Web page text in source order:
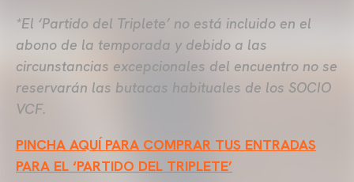
*El ‘Partido del Triplete’ no está incluido en el
abono de la temporada y debido a las
circunstancias excepcionales del encuentro no se
reservarán las butacas habituales de los SOCIO
VCF.
PINCHA AQUÍ PARA COMPRAR TUS ENTRADAS
PARA EL ‘PARTIDO DEL TRIPLETE’